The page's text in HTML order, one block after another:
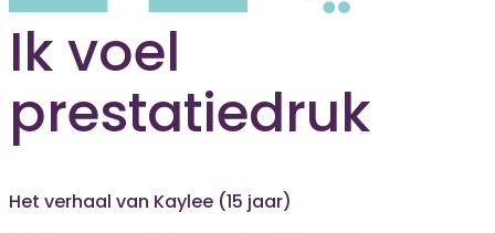
Ik voel
prestatiedruk
Het verhaal van Kaylee (15 jaar)